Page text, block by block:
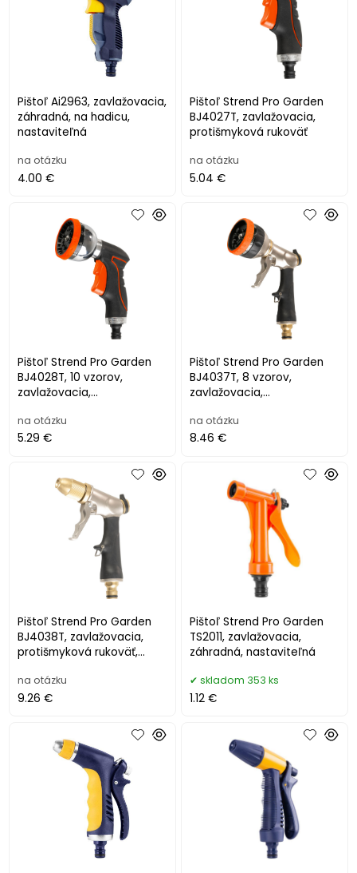
Pištoľ Ai2963, zavlažovacia,
záhradná, na hadicu,
nastaviteľná
na otázku
4.00 €
Pištoľ Strend Pro Garden
BJ4027T, zavlažovacia,
protišmyková rukoväť
na otázku
5.04 €
Pištoľ Strend Pro Garden
BJ4028T, 10 vzorov,
zavlažovacia,
na otázku
5.29 €
Pištoľ Strend Pro Garden
BJ4037T, 8 vzorov,
zavlažovacia,
20x12.8x6 cm
na otázku
8.46 €
Pištoľ Strend Pro Garden
BJ4038T, zavlažovacia,
protišmyková rukoväť,
na otázku
9.26 €
Pištoľ Strend Pro Garden
TS2011, zavlažovacia,
záhradná, nastaviteľná
skladom 353 ks
1.12 €